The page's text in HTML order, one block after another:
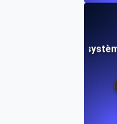
pour les